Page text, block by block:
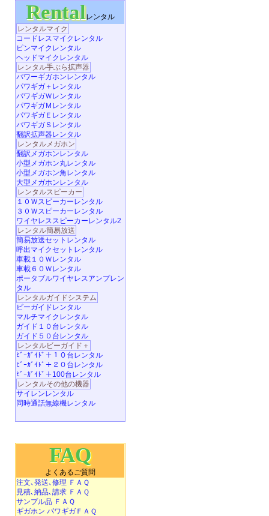
Rentalレンタル
レンタルマイク
コードレスマイクレンタル
ピンマイクレンタル
ヘッドマイクレンタル
レンタル手ぶら拡声器
パワーギガホンレンタル
パワギガ＋レンタル
パワギガＷレンタル
パワギガＭレンタル
パワギガＥレンタル
パワギガＳレンタル
翻訳拡声器レンタル
レンタルメガホン
翻訳メガホンレンタル
小型メガホン丸レンタル
小型メガホン角レンタル
大型メガホンレンタル
レンタルスピーカー
１０Ｗスピーカーレンタル
３０Ｗスピーカーレンタル
ワイヤレススピーカーレンタル2
レンタル簡易放送
簡易放送セットレンタル
呼出マイクセットレンタル
車載１０Ｗレンタル
車載６０Ｗレンタル
ポータブルワイヤレスアンプレン
タル
レンタルガイドシステム
ビーガイドレンタル
マルチマイクレンタル
ガイド１０台レンタル
ガイド５０台レンタル
レンタルビーガイド＋
ﾋﾞｰｶﾞｲﾄﾞ＋１０台レンタル
ﾋﾞｰｶﾞｲﾄﾞ＋２０台レンタル
ﾋﾞｰｶﾞｲﾄﾞ＋100台レンタル
レンタルその他の機器
サイレンレンタル
同時通話無線機レンタル
FAQ
よくあるご質問
注文､発送､修理 ＦＡＱ
見積､納品､請求 ＦＡＱ
サンプル品 ＦＡＱ
ギガホン パワギガＦＡＱ